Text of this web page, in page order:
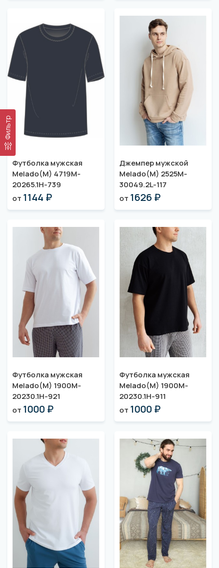
Фильтр
Футболка мужская
Melado(M) 4719M-
20265.1H-739
от 1144 ₽
Джемпер мужской
Melado(M) 2525M-
30049.2L-117
от 1626 ₽
Футболка мужская
Melado(M) 1900M-
20230.1H-921
от 1000 ₽
Футболка мужская
Melado(M) 1900M-
20230.1H-911
от 1000 ₽